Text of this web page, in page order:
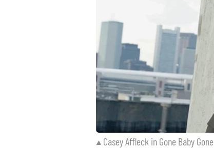
Casey Affleck in Gone Baby Gone